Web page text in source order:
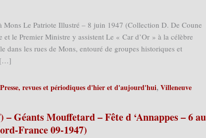
Mons Le Patriote Illustré – 8 juin 1947 (Collection D. De Coune
le Premier Ministre y assistent Le « Car d’Or » à la célèbre
dans les rues de Mons, entouré de groupes historiques et
[…]
Presse, revues et périodiques d'hier et d'aujourd'hui,Villeneuve
– Géants Mouffetard – Fête d ‘Annappes – 6 au
France 09-1947)